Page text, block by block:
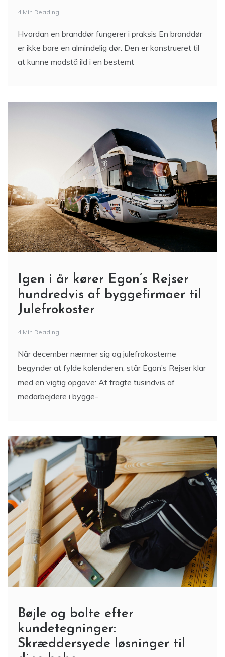
4 Min Reading
Hvordan en branddør fungerer i praksis En branddør
er ikke bare en almindelig dør. Den er konstrueret til
at kunne modstå ild i en bestemt
Igen i år kører Egon’s Rejser
hundredvis af byggefirmaer til
Julefrokoster
4 Min Reading
Når december nærmer sig og julefrokosterne
begynder at fylde kalenderen, står Egon’s Rejser klar
med en vigtig opgave: At fragte tusindvis af
medarbejdere i bygge-
Bøjle og bolte efter
kundetegninger:
Skræddersyede løsninger til